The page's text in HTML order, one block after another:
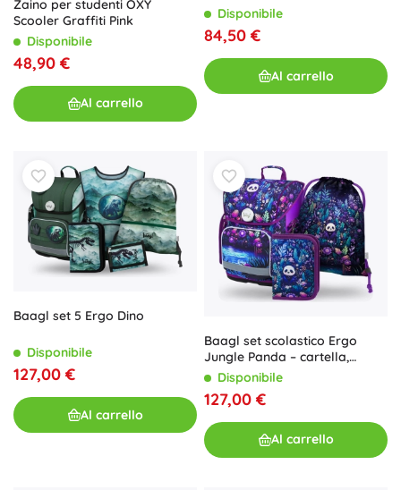
Zaino per studenti OXY
Scooler Graffiti Pink
Disponibile
48,90 €
Al carrello
Disponibile
84,50 €
Al carrello
Baagl set 5 Ergo Dino
Disponibile
127,00 €
Al carrello
Baagl set scolastico Ergo
Jungle Panda – cartella,
astuccio e sacca
Disponibile
127,00 €
Al carrello